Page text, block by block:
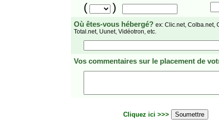
( )
Où êtes-vous hébergé? ex: Clic.net, Colba.net,
Total.net, Uunet, Vidéotron, etc.
Vos commentaires sur le placement de
Cliquez ici >>>